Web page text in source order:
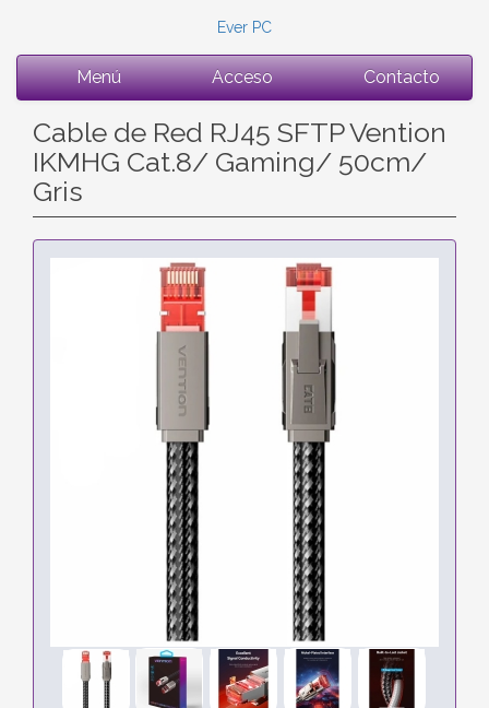
Ever PC
Menú Acceso Contacto
Cable de Red RJ45 SFTP Vention
IKMHG Cat.8/ Gaming/ 50cm/
Gris